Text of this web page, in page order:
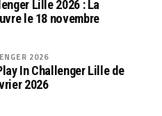
Lille 2026 : La
le 18 novembre
2026
In Challenger Lille de
2026